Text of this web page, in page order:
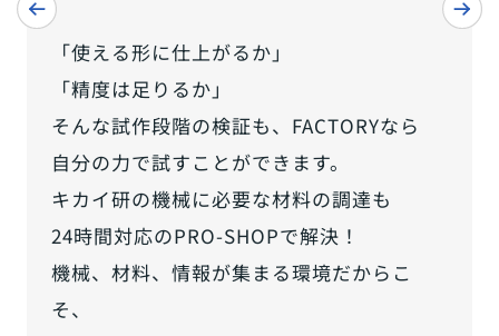
「使える形に仕上がるか」
「精度は足りるか」
そんな試作段階の検証も、FACTORYなら
自分の力で試すことができます。
キカイ研の機械に必要な材料の調達も
24時間対応のPRO-SHOPで解決！
機械、材料、情報が集まる環境だからこ
そ、